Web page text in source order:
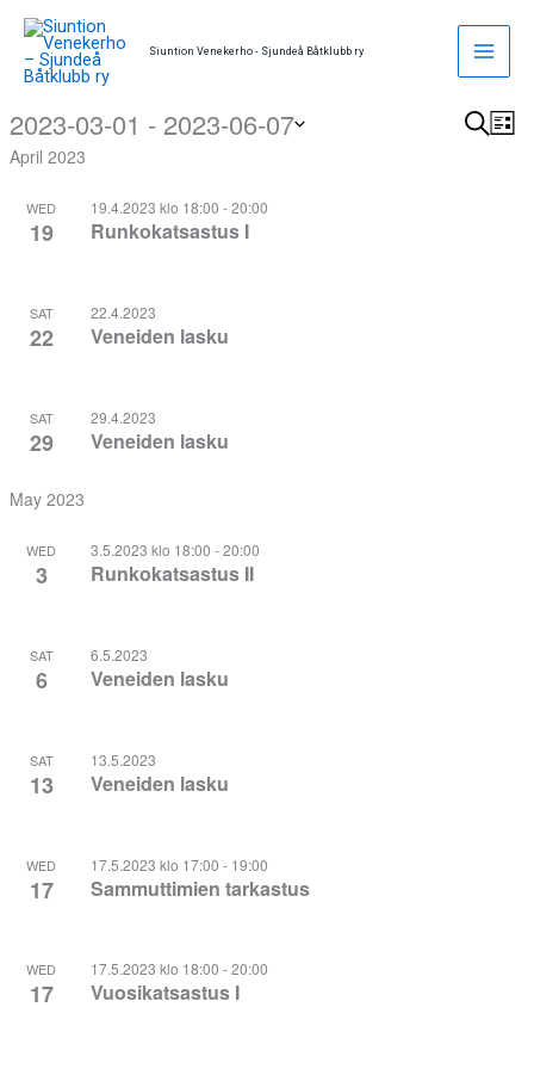
Skip
content
Siuntion Venekerho - Sjundeå Båtklubb ry
Events
Events
Search
List
2023-03-01 - 2023-06-07
Select
April 2023
WED
19 Runkokatsastus I
19.4.2023 klo 18:00 -20:00
SAT
22 Veneiden lasku
22.4.2023
SAT
29 Veneiden lasku
29.4.2023
May 2023
WED
3 Runkokatsastus II
3.5.2023 klo 18:00 -20:00
SAT
6 Veneiden lasku
6.5.2023
SAT
13 Veneiden lasku
13.5.2023
WED
17 Sammuttimien tarkastus
17.5.2023 klo 17:00 - 19:00
WED
17 Vuosikatsastus I
17.5.2023 klo 18:00 -20:00